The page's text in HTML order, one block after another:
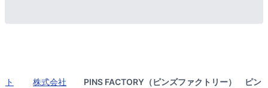
ト
株式会社
PINS FACTORY（ピンズファクトリー） ピン